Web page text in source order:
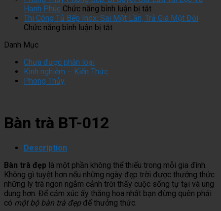
Đầu
Bị
Han
Gỉ
Bộ
Tủ
Hạnh Phúc Chức năng bình luận bị tắtở
Phong
Thi Công Tủ Bếp Inox: Sai Một Lần, Trả Giá Một Đời
Chức năng bình luận bị tắtở
Danh Mục
Chưa được phân loại
Kinh nghiệm – Kiến Thức
Phong Thủy
Bàn trà BT-012
Description
Bàn trà đẹp là một phần không thể thiếu trong mỗi gia đình.
Không gì tuyệt hơn nếu những ngày đẹp trời được thưởng thức
những ly trà ngon ngắm cảnh trời thấy cuộc sống tự tại và ung
dung hơn. Để cảm xúc ấy thăng hoa nhất bạn đừng quên phải
có một bộ bàn trà đẹpđể thưởng thức.